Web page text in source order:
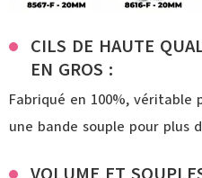
CILS DE HAUTE
EN GROS :
Fabriqué en 100%, véritable
une bande souple pour